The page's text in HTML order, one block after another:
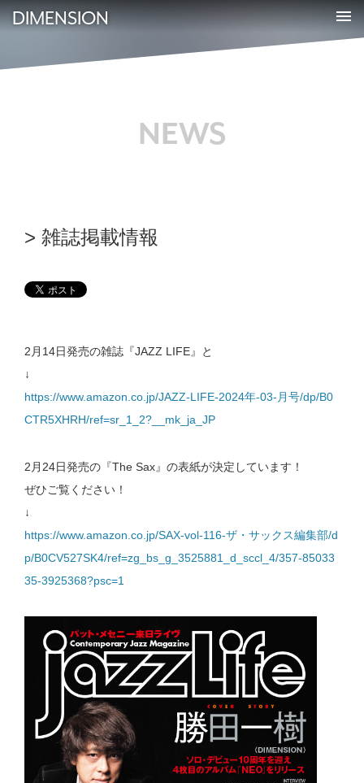
DIMENSION
NEWS
雑誌掲載情報
2月14日発売の雑誌『JAZZ LIFE』と
↓
https://www.amazon.co.jp/JAZZ-LIFE-2024年-03-月号/dp/B0
CTR5XHRH/ref=sr_1_2?__mk_ja_JP
2月24日発売の『The Sax』の表紙が決定しています！
ぜひご覧ください！
↓
https://www.amazon.co.jp/SAX-vol-116-ザ・サックス編集部/d
p/B0CV527SK4/ref=zg_bs_g_3525881_d_sccl_4/357-85033
35-3925368?psc=1